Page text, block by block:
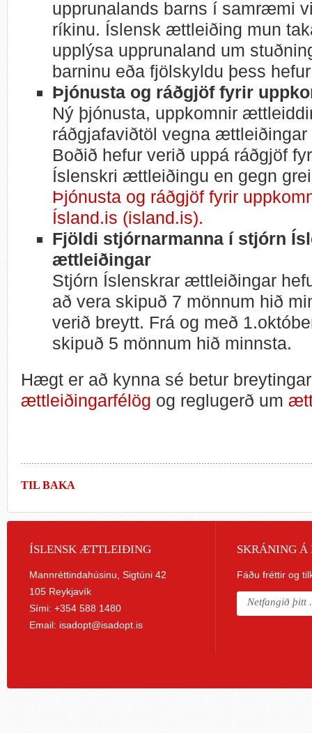
upprunalands barns í samræmi
ríkinu. Íslensk ættleiðing mun
upplýsa upprunaland um
barninu eða fjölskyldu þess
Þjónusta og ráðgjöf fyrir
Ný þjónusta, uppkomnir
ráðgjafaviðtöl vegna ættleiðingar
Boðið hefur verið uppá ráðgjöf
Íslenskri ættleiðingu en gegn
Þjónusta og ráðgjöf fyrir
Ísland.is (island.is).
Fjöldi stjórnarmanna í stjórn
ættleiðingar
Stjórn Íslenskrar ættleiðingar
að vera skipuð 7 mönnum hið
verið breytt. Frá og með
skipuð 5 mönnum hið minnsta.
Hægt er að kynna sé betur
ættleiðingarfélög og reglugerð um
TIL BAKA
ÍSLENSK ÆTTLEIÐING
Mannréttindahúsinu, Sigtúni 42
105 Reykjavík
Sími: +354 588 1480
Email: isadopt@isadopt.is
SKRÁNING Á
Fáðu fréttir og